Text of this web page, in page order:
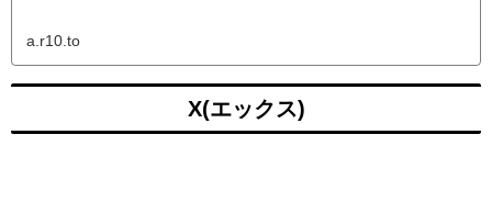
a.r10.to
X(エックス)